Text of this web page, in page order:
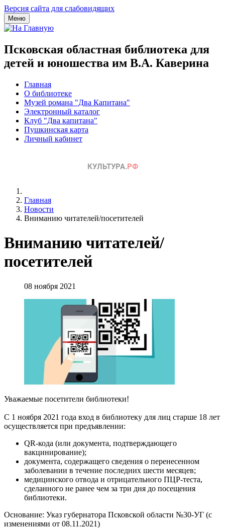
Версия сайта для слабовидящих
Меню
Псковская областная библиотека для
детей и юношества им В.А. Каверина
Главная
О библиотеке
Музей романа "Два Капитана"
Электронный каталог
Клуб "Два капитана"
Пушкинская карта
Личный кабинет
Главная
Новости
Вниманию читателей/посетителей
Вниманию читателей/
посетителей
08 ноября 2021
Уважаемые посетители библиотеки!
С 1 ноября 2021 года вход в библиотеку для лиц старше 18 лет
осуществляется при предъявлении:
QR-кода (или документа, подтверждающего
вакцинирование);
документа, содержащего сведения о перенесенном
заболевании в течение последних шести месяцев;
медицинского отвода и отрицательного ПЦР-теста,
сделанного не ранее чем за три дня до посещения
библиотеки.
Основание: Указ губернатора Псковской области №30-УГ (с
изменениями от 08.11.2021)